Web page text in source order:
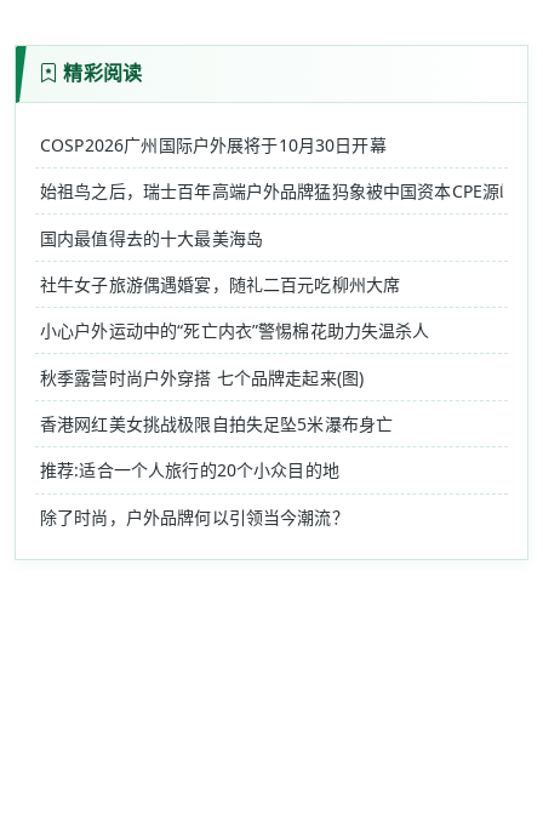
精彩阅读
COSP2026广州国际户外展将于10月30日开幕
始祖鸟之后，瑞士百年高端户外品牌猛犸象被中国资本CPE源峰收
国内最值得去的十大最美海岛
社牛女子旅游偶遇婚宴，随礼二百元吃柳州大席
小心户外运动中的“死亡内衣”警惕棉花助力失温杀人
秋季露营时尚户外穿搭 七个品牌走起来(图)
香港网红美女挑战极限自拍失足坠5米瀑布身亡
推荐:适合一个人旅行的20个小众目的地
除了时尚，户外品牌何以引领当今潮流？